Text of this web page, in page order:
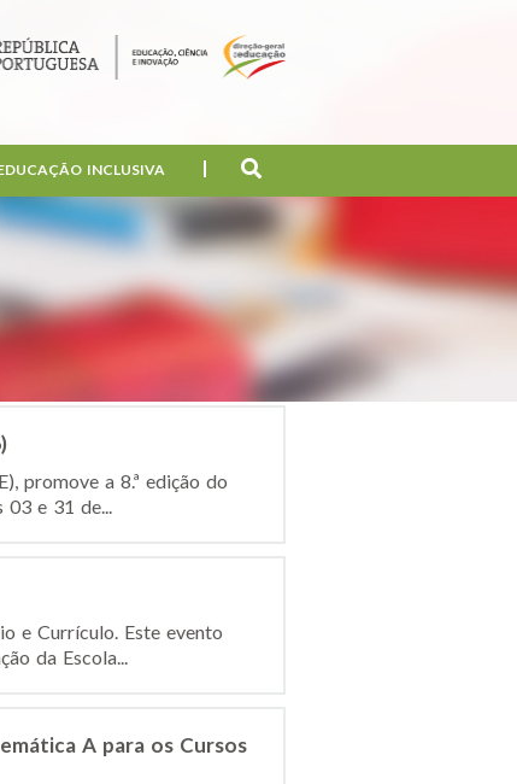
INCLUSIVA
promove a 8.ª edição do
e 31 de...
e Currículo. Este evento
da Escola...
A para os Cursos